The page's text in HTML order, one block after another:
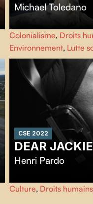
Michael Toledano
YINTAH, qui signifie
raconte l'histoire d'une
souveraineté. C'est
réoccupant leur territoire
plusieurs pipelines.
Colonialisme, Droits
Environnement, Lutte
CSE 2022
DEAR JACKIE
Henri Pardo
Dear Jackiese déroule
intime avec Jackie
Culture, Droits humains